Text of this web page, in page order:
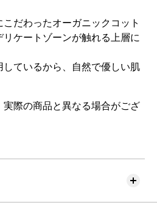
だわったオーガニックコット
ケートゾーンが触れる上層に
しているから、自然で優しい肌
際の商品と異なる場合がござ